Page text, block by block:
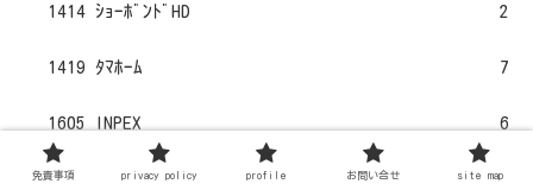
1414 ｼｮｰﾎﾞﾝﾄﾞHD 2
1419 ﾀﾏﾎｰﾑ 7
1605 INPEX 6
1717 明豊ﾌｧｼﾘﾃｨﾜｰｸｽ 10
免責事項 privacy policy profile お問い合せ site map